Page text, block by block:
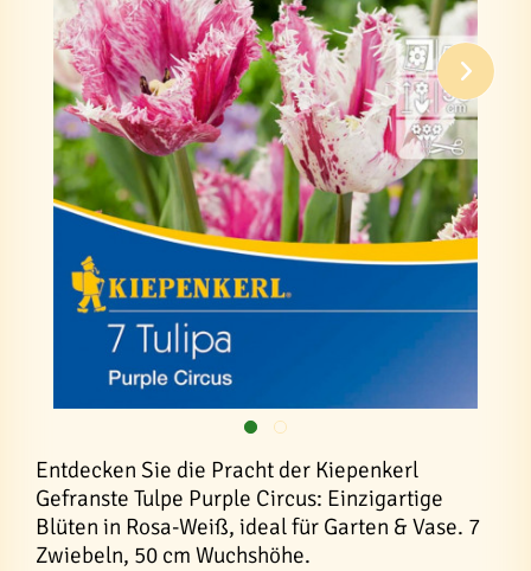
Entdecken Sie die Pracht der Kiepenkerl
Gefranste Tulpe Purple Circus: Einzigartige
Blüten in Rosa-Weiß, ideal für Garten & Vase. 7
Zwiebeln, 50 cm Wuchshöhe.